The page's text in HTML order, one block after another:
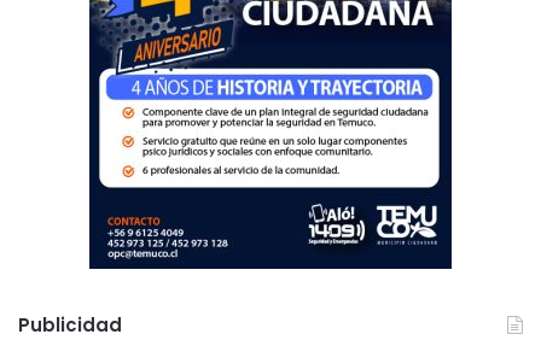
Publicidad